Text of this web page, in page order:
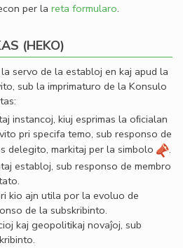
per la reta formularo.
(HEKO)
servo de la establoj en kaj apud la
sub la imprimaturo de la Konsulo
instancoj, kiuj esprimas la oﬁcialan
pri specifa temo, sub responso de
delegito, markitaj per la simbolo
.
establoj, sub responso de membro
kio ajn utila por la evoluo de
de la subskribinto.
kaj geopolitikaj novaĵoj, sub